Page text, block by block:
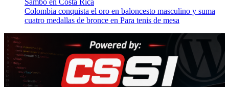
Sambo en Costa Rica
Colombia conquista el oro en baloncesto masculino y suma
cuatro medallas de bronce en Para tenis de mesa